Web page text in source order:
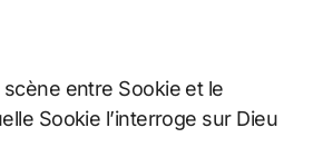
entre Sookie et le
Sookie l’interroge sur Dieu